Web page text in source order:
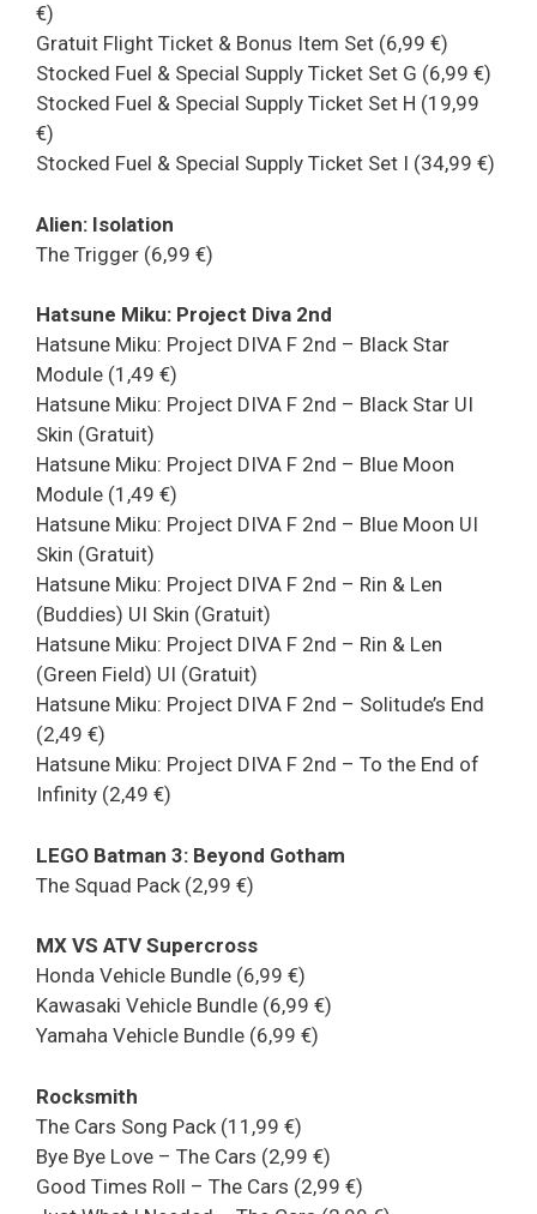
€)
Gratuit Flight Ticket & Bonus Item Set (6,99 €)
Stocked Fuel & Special Supply Ticket Set G (6,99 €)
Stocked Fuel & Special Supply Ticket Set H (19,99
€)
Stocked Fuel & Special Supply Ticket Set I (34,99 €)
Alien: Isolation
The Trigger (6,99 €)
Hatsune Miku: Project Diva 2nd
Hatsune Miku: Project DIVA F 2nd – Black Star
Module (1,49 €)
Hatsune Miku: Project DIVA F 2nd – Black Star UI
Skin (Gratuit)
Hatsune Miku: Project DIVA F 2nd – Blue Moon
Module (1,49 €)
Hatsune Miku: Project DIVA F 2nd – Blue Moon UI
Skin (Gratuit)
Hatsune Miku: Project DIVA F 2nd – Rin & Len
(Buddies) UI Skin (Gratuit)
Hatsune Miku: Project DIVA F 2nd – Rin & Len
(Green Field) UI (Gratuit)
Hatsune Miku: Project DIVA F 2nd – Solitude’s End
(2,49 €)
Hatsune Miku: Project DIVA F 2nd – To the End of
Infinity (2,49 €)
LEGO Batman 3: Beyond Gotham
The Squad Pack (2,99 €)
MX VS ATV Supercross
Honda Vehicle Bundle (6,99 €)
Kawasaki Vehicle Bundle (6,99 €)
Yamaha Vehicle Bundle (6,99 €)
Rocksmith
The Cars Song Pack (11,99 €)
Bye Bye Love – The Cars (2,99 €)
Good Times Roll – The Cars (2,99 €)